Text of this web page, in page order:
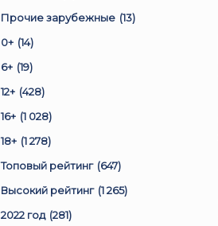
Прочие зарубежные (13)
0+ (14)
6+ (19)
12+ (428)
16+ (1 028)
18+ (1 278)
Топовый рейтинг (647)
Высокий рейтинг (1 265)
2022 год (281)